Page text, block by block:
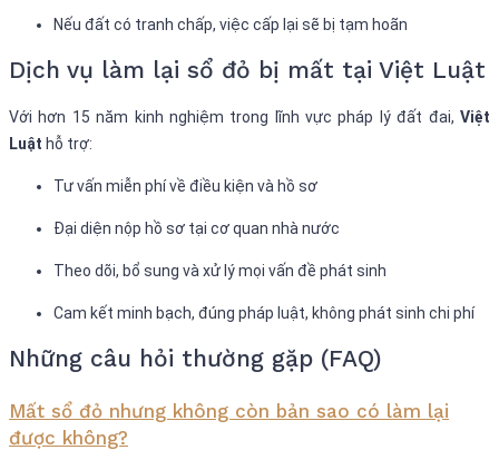
Nếu đất có tranh chấp, việc cấp lại sẽ bị tạm hoãn
Dịch vụ làm lại sổ đỏ bị mất tại Việt Luật
Với hơn 15 năm kinh nghiệm trong lĩnh vực pháp lý đất đai, Việt
Luật hỗ trợ:
Tư vấn miễn phí về điều kiện và hồ sơ
Đại diện nộp hồ sơ tại cơ quan nhà nước
Theo dõi, bổ sung và xử lý mọi vấn đề phát sinh
Cam kết minh bạch, đúng pháp luật, không phát sinh chi phí
Những câu hỏi thường gặp (FAQ)
Mất sổ đỏ nhưng không còn bản sao có làm lại
được không?